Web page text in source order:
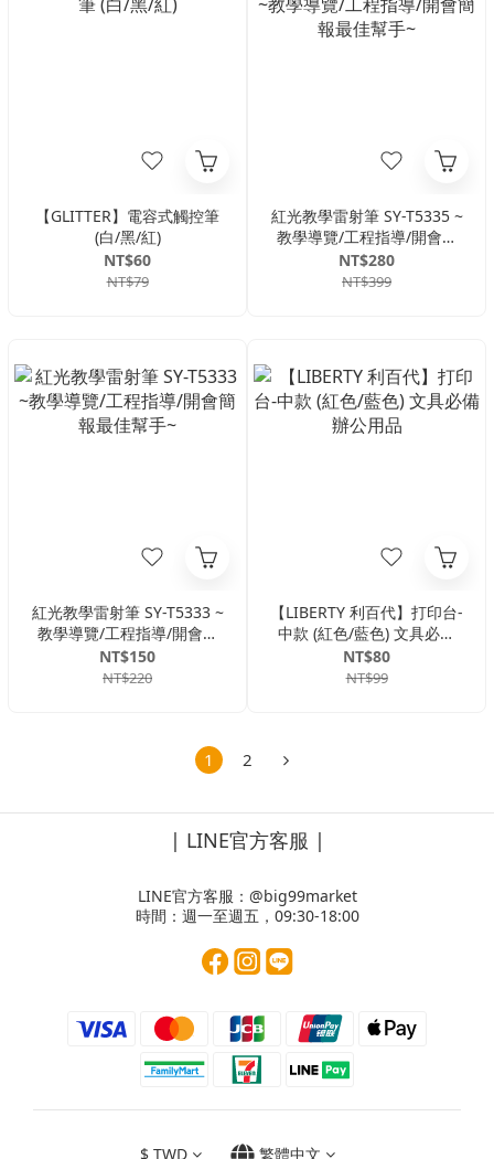
【GLITTER】電容式觸控筆
(白/黑/紅)
NT$60
NT$79
紅光教學雷射筆 SY-T5335 ~
教學導覽/工程指導/開會簡
報最佳幫手~
NT$280
NT$399
紅光教學雷射筆 SY-T5333 ~
教學導覽/工程指導/開會簡
報最佳幫手~
NT$150
NT$220
【LIBERTY 利百代】打印台-
中款 (紅色/藍色) 文具必備
辦公用品
NT$80
NT$99
1 2
| LINE官方客服 |
LINE官方客服： @big99market
時間：週一至週五，09:30-18:00
$ TWD 繁體中文